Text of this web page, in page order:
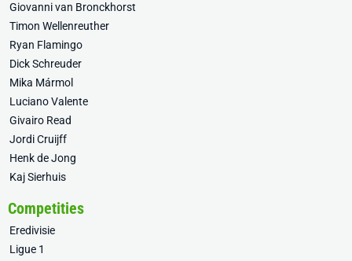
Giovanni van Bronckhorst
Timon Wellenreuther
Ryan Flamingo
Dick Schreuder
Mika Mármol
Luciano Valente
Givairo Read
Jordi Cruijff
Henk de Jong
Kaj Sierhuis
Competities
Eredivisie
Ligue 1